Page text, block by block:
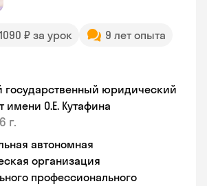
₽ за урок
9 лет опыта
государственный юридический
имени О.Е. Кутафина
г.
автономная
организация
профессионального